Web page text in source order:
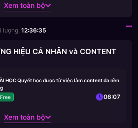
Xem toàn bộ
lượng:12:36:35
HIỆU CÁ NHÂN và CONTENT
HỌC Quyết học được từ việc làm content đa nền
Free
06:07
Xem toàn bộ